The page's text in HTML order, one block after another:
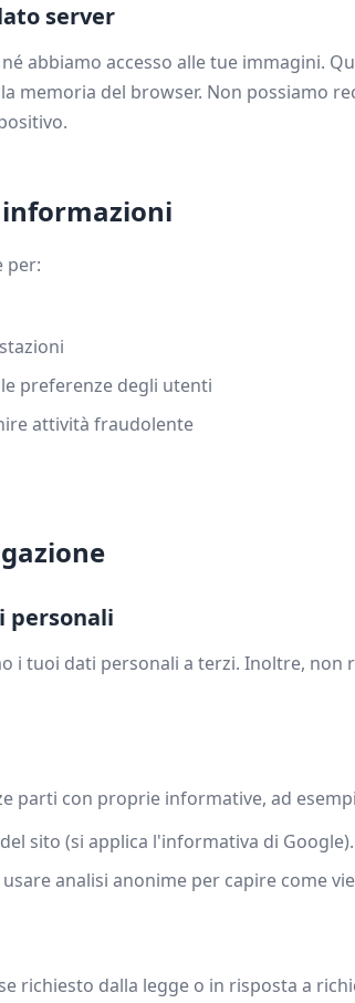
server
abbiamo accesso alle tue immagini.
memoria del browser. Non possiamo
per:
preferenze degli utenti
attività fraudolente
personali
i tuoi dati personali a terzi. Inoltre, non
parti con proprie informative, ad
sito (si applica l'informativa di Google).
analisi anonime per capire come
richiesto dalla legge o in risposta a